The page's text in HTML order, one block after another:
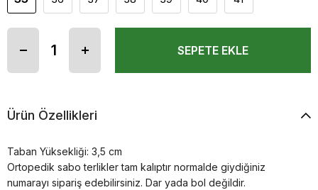
Ürün Özellikleri
Taban Yüksekliği: 3,5 cm
Ortopedik sabo terlikler tam kalıptır normalde giydiğiniz
numarayı sipariş edebilirsiniz. Dar yada bol değildir.